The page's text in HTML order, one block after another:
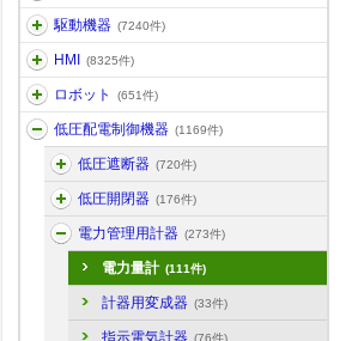
駆動機器 (7240件)
HMI (8325件)
ロボット (651件)
低圧配電制御機器 (1169件)
低圧遮断器 (720件)
低圧開閉器 (176件)
電力管理用計器 (273件)
電力量計 (111件)
計器用変成器 (33件)
指示電気計器 (76件)